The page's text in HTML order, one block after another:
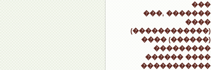
���
���, �������
����
(������������)
���� (������)
���������
������ ����
�����������